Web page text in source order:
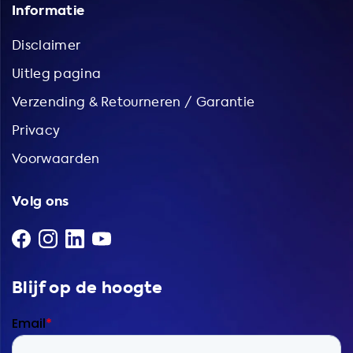
Informatie
Disclaimer
Uitleg pagina
Verzending & Retourneren / Garantie
Privacy
Voorwaarden
Volg ons
Blijf op de hoogte